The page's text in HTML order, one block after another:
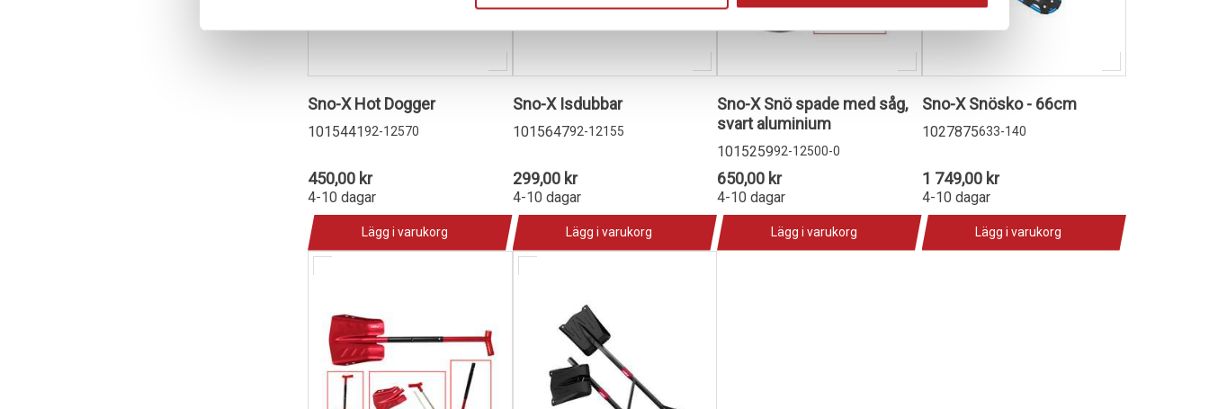
Sno-X Hot Dogger
101544192-12570
450,00 kr
4-10 dagar
Lägg i varukorg
Sno-X Isdubbar
101564792-12155
299,00 kr
4-10 dagar
Lägg i varukorg
Sno-X Snö spade med såg,
svart aluminium
101525992-12500-0
650,00 kr
4-10 dagar
Lägg i varukorg
Sno-X Snösko - 66cm
1027875633-140
1 749,00 kr
4-10 dagar
Lägg i varukorg